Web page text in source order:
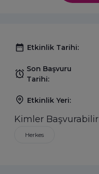
Etkinlik Tarihi:
Son Başvuru
Tarihi:
Etkinlik Yeri:
Kimler Başvurabilir
Herkes